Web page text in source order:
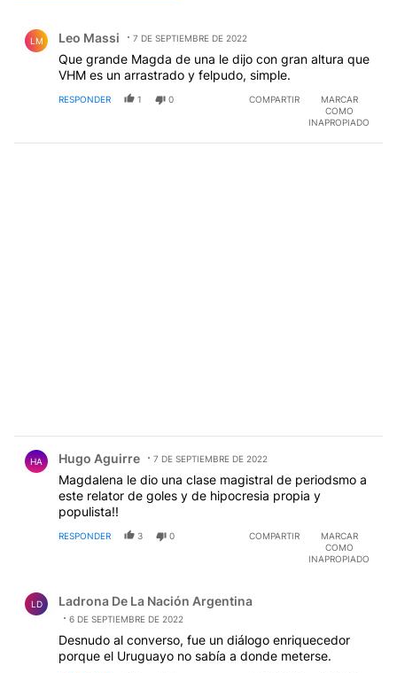
LM Leo Massi 7 DE SEPTIEMBRE DE 2022
Que grande Magda de una le dijo con gran altura que
VHM es un arrastrado y felpudo, simple.
RESPONDER 1 0 COMPARTIR
MARCAR
COMO
INAPROPIADO
HA Hugo Aguirre 7 DE SEPTIEMBRE DE 2022
Magdalena le dio una clase magistral de periodsmo a
este relator de goles y de hipocresia propia y
populista!!
RESPONDER 3 0 COMPARTIR
MARCAR
COMO
INAPROPIADO
LD Ladrona De La Nación Argentina
6 DE SEPTIEMBRE DE 2022
Desnudo al converso, fue un diálogo enriquecedor
porque el Uruguayo no sabía a donde meterse.